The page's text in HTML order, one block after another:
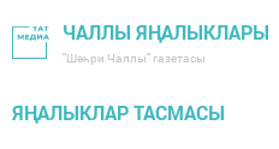
ЧАЛЛЫ ЯҢАЛЫКЛАРЫ
"Шәһри Чаллы" газетасы
ЯҢАЛЫКЛАР ТАСМАСЫ